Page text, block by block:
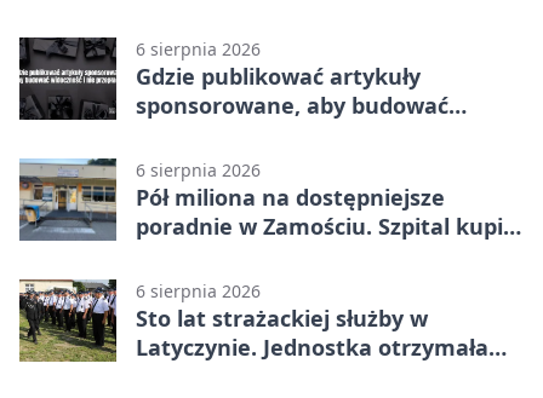
6 sierpnia 2026
Gdzie publikować artykuły
sponsorowane, aby budować
6 sierpnia 2026
Pół miliona na dostępniejsze
poradnie w Zamościu. Szpital kupi
6 sierpnia 2026
Sto lat strażackiej służby w
Latyczynie. Jednostka otrzymała